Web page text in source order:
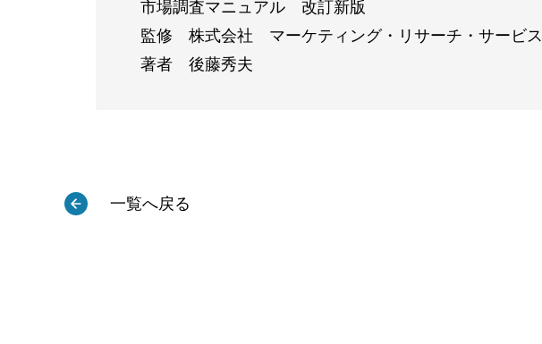
市場調査マニュアル 改訂新版
監修 株式会社 マーケティング・リサーチ・サービス
著者 後藤秀夫
一覧へ戻る